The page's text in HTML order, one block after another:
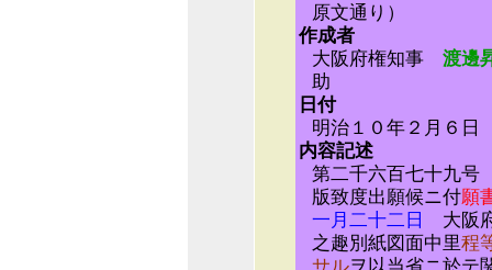
原文通り）
作成者
大阪府権知事 渡邊
助
日付
明治１０年２月６日
内容記述
第二千六百七十九
版致度出願候ニ付願
一月二十二日
大阪
之趣別紙図面中里程